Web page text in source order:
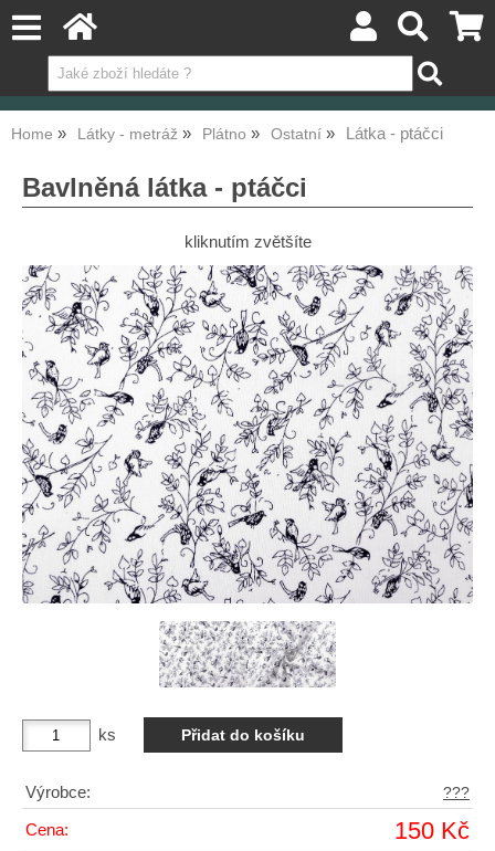
Home Látky - metráž Plátno Ostatní Látka - ptáčci
Bavlněná látka - ptáčci
kliknutím zvětšíte
ks
Výrobce: ???
Cena: 150 Kč